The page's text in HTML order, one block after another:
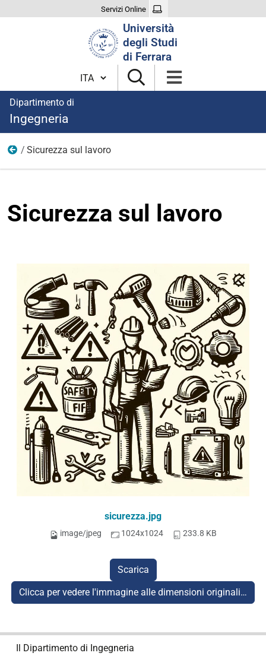
Servizi Online
Università
degli Studi
di Ferrara
Cambia lingua
Dipartimento di
Ingegneria
Immagini
Sicurezza sul lavoro
Sicurezza sul lavoro
sicurezza.jpg
image/jpeg 1024x1024 233.8 KB
Scarica
Clicca per vedere l'immagine alle dimensioni originali…
Il Dipartimento di Ingegneria